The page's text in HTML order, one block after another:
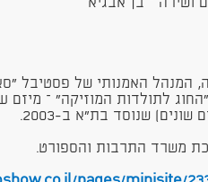
ושירה – בן אבגיא
המנהל האמנותי של פסטיבל
לתולדות המוזיקה" –
שנוסד בת"א ב-2003.
משרד התרבות והספורט.